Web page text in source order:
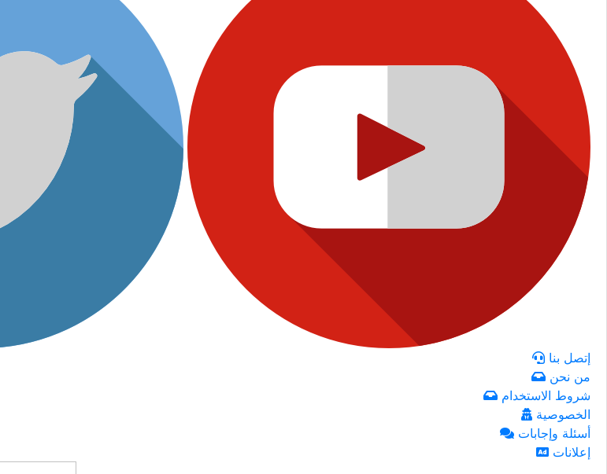
إتصل بنا
من نحن
شروط الاستخدام
الخصوصية
أسئلة وإجابات
إعلانات